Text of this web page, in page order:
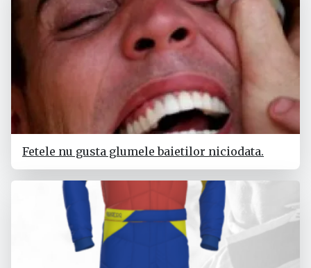
Fetele nu gusta glumele baietilor niciodata.